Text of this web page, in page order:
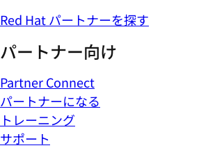
Red Hat パートナーを探す
パートナー向け
Partner Connect
パートナーになる
トレーニング
サポート